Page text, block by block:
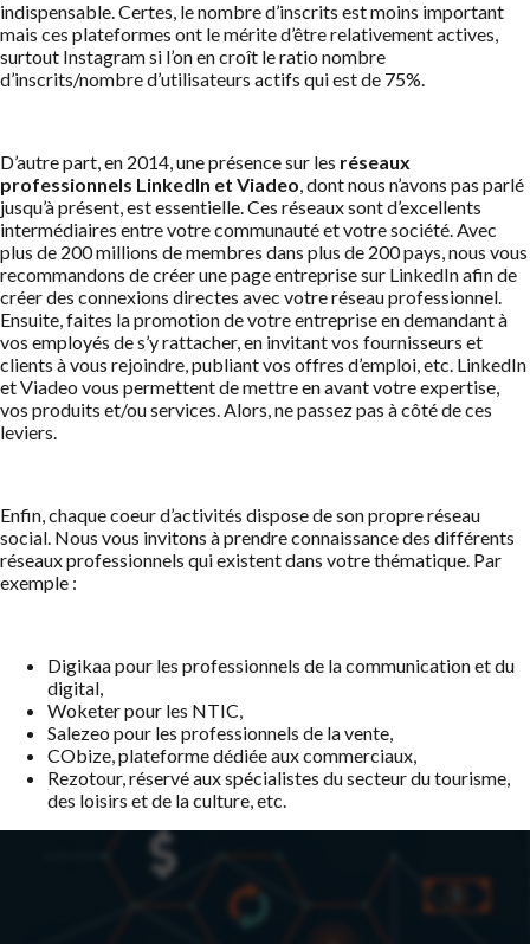
indispensable. Certes, le nombre d’inscrits est moins important
mais ces plateformes ont le mérite d’être relativement actives,
surtout Instagram si l’on en croît le ratio nombre
d’inscrits/nombre d’utilisateurs actifs qui est de 75%.
D’autre part, en 2014, une présence sur les réseaux
professionnels LinkedIn et Viadeo , dont nous n’avons pas parlé
jusqu’à présent, est essentielle. Ces réseaux sont d’excellents
intermédiaires entre votre communauté et votre société. Avec
plus de 200 millions de membres dans plus de 200 pays, nous vous
recommandons de créer une page entreprise sur LinkedIn afin de
créer des connexions directes avec votre réseau professionnel.
Ensuite, faites la promotion de votre entreprise en demandant à
vos employés de s’y rattacher, en invitant vos fournisseurs et
clients à vous rejoindre, publiant vos offres d’emploi, etc. LinkedIn
et Viadeo vous permettent de mettre en avant votre expertise,
vos produits et/ou services. Alors, ne passez pas à côté de ces
leviers.
Enfin, chaque coeur d’activités dispose de son propre réseau
social. Nous vous invitons à prendre connaissance des différents
réseaux professionnels qui existent dans votre thématique. Par
exemple :
Digikaa pour les professionnels de la communication et du
digital,
Woketer pour les NTIC,
Salezeo pour les professionnels de la vente,
CObize, plateforme dédiée aux commerciaux,
Rezotour, réservé aux spécialistes du secteur du tourisme,
des loisirs et de la culture, etc.